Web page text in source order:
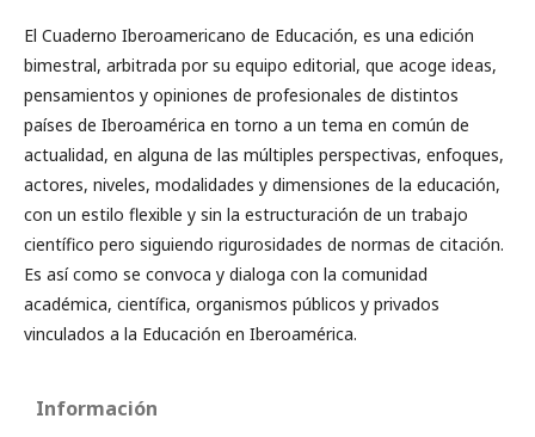
El Cuaderno Iberoamericano de Educación, es una edición
bimestral, arbitrada por su equipo editorial, que acoge ideas,
pensamientos y opiniones de profesionales de distintos
países de Iberoamérica en torno a un tema en común de
actualidad, en alguna de las múltiples perspectivas, enfoques,
actores, niveles, modalidades y dimensiones de la educación,
con un estilo flexible y sin la estructuración de un trabajo
científico pero siguiendo rigurosidades de normas de citación.
Es así como se convoca y dialoga con la comunidad
académica, científica, organismos públicos y privados
vinculados a la Educación en Iberoamérica.
Información